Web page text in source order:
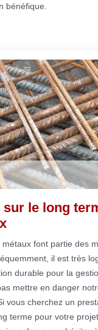
bénéfique.
le long
font partie des
il est très
durable pour la
mettre en danger
vous cherchez un
terme pour votre